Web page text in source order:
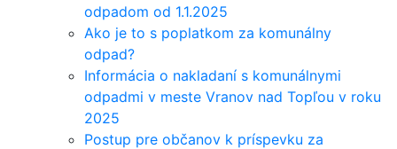
odpadom od 1.1.2025
Ako je to s poplatkom za komunálny
odpad?
Informácia o nakladaní s komunálnymi
odpadmi v meste Vranov nad Topľou v roku
2025
Postup pre občanov k príspevku za